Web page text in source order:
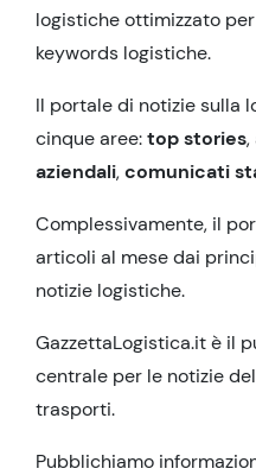
logistiche ottimizzato
keywords logistiche.
Il portale di notizie sulla
cinque aree:top stories,
aziendali,comunicati
Complessivamente, il
articoli al mese dai
notizie logistiche.
GazzettaLogistica.it è il
centrale per le notizie
trasporti.
Pubblichiamo